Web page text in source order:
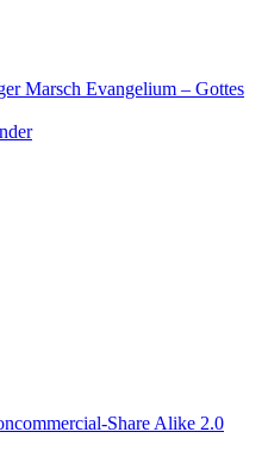
Evangelium – Gottes
Share Alike 2.0